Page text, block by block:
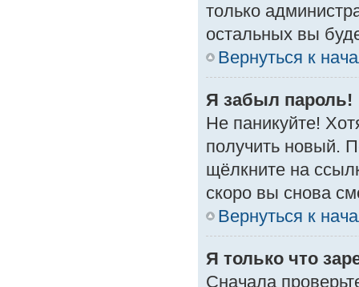
только
остальных вы
Вернуться к
Я забыл пароль!
Не паникуйте!
получить новый.
щёлкните на
скоро вы снова
Вернуться к
Я только что
Сначала